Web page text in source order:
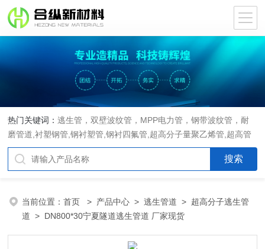
热门关键词：逃生管，双壁波纹管，MPP电力管，钢带波纹管，耐
磨管道,衬塑钢管,钢衬塑管,钢衬四氟管,超高分子量聚乙烯管,超高管
当前位置：首页 > 产品中心 >逃生管道 > 超高分子逃生管
道 > DN800*30宁夏隧道逃生管道 厂家现货